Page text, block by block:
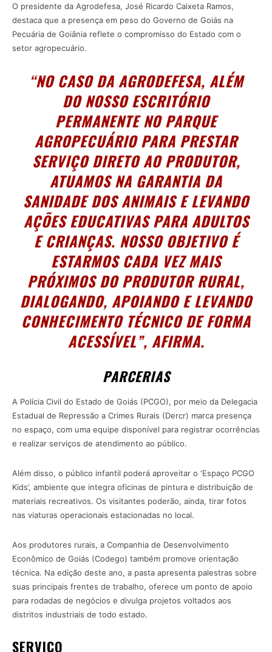
O presidente da Agrodefesa, José Ricardo Caixeta Ramos,
destaca que a presença em peso do Governo de Goiás na
Pecuária de Goiânia reflete o compromisso do Estado com o
setor agropecuário.
“NO CASO DA AGRODEFESA, ALÉM
DO NOSSO ESCRITÓRIO
PERMANENTE NO PARQUE
AGROPECUÁRIO PARA PRESTAR
SERVIÇO DIRETO AO PRODUTOR,
ATUAMOS NA GARANTIA DA
SANIDADE DOS ANIMAIS E LEVANDO
AÇÕES EDUCATIVAS PARA ADULTOS
E CRIANÇAS. NOSSO OBJETIVO É
ESTARMOS CADA VEZ MAIS
PRÓXIMOS DO PRODUTOR RURAL,
DIALOGANDO, APOIANDO E LEVANDO
CONHECIMENTO TÉCNICO DE FORMA
ACESSÍVEL”, AFIRMA.
PARCERIAS
A Polícia Civil do Estado de Goiás (PCGO), por meio da Delegacia
Estadual de Repressão a Crimes Rurais (Dercr) marca presença
no espaço, com uma equipe disponível para registrar ocorrências
e realizar serviços de atendimento ao público.
Além disso, o público infantil poderá aproveitar o ‘Espaço PCGO
Kids’, ambiente que integra oficinas de pintura e distribuição de
materiais recreativos. Os visitantes poderão, ainda, tirar fotos
nas viaturas operacionais estacionadas no local.
Aos produtores rurais, a Companhia de Desenvolvimento
Econômico de Goiás (Codego) também promove orientação
técnica. Na edição deste ano, a pasta apresenta palestras sobre
suas principais frentes de trabalho, oferece um ponto de apoio
para rodadas de negócios e divulga projetos voltados aos
distritos industriais de todo estado.
SERVIÇO